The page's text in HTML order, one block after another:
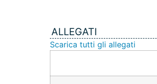
ALLEGATI
Scarica tutti gli allegati